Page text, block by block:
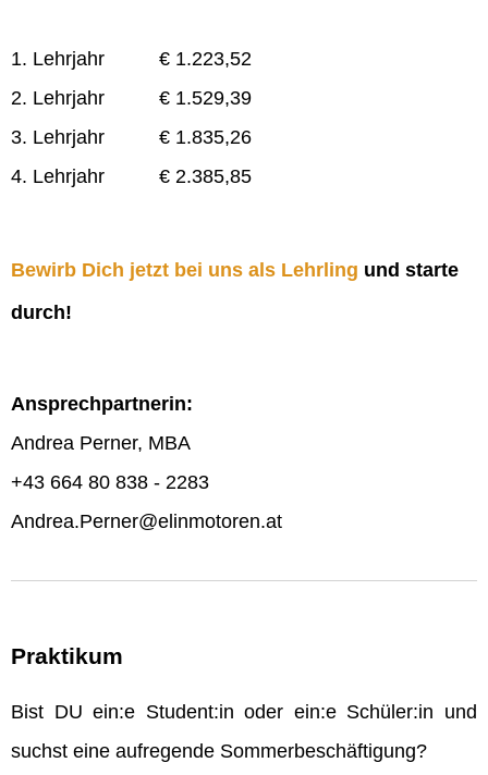
1. Lehrjahr € 1.223,52
2. Lehrjahr € 1.529,39
3. Lehrjahr € 1.835,26
4. Lehrjahr € 2.385,85
Bewirb Dich jetzt bei uns als Lehrling und starte
durch!
Ansprechpartnerin:
Andrea Perner, MBA
+43 664 80 838 - 2283
Andrea.Perner@elinmotoren.at
Praktikum
Bist DU ein:e Student:in oder ein:e Schüler:in und
suchst eine aufregende Sommerbeschäftigung?